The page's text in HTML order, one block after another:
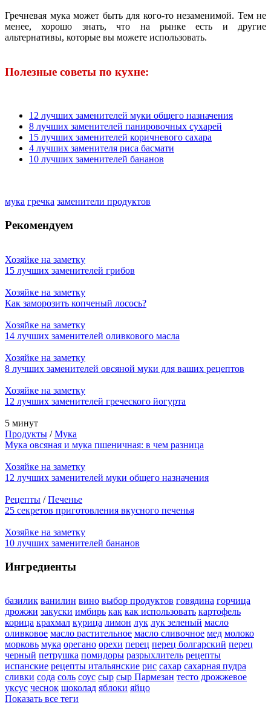
Гречневая мука может быть для кого-то незаменимой. Тем не
менее, хорошо знать, что на рынке есть и другие
альтернативы, которые вы можете использовать.
Полезные советы по кухне:
12 лучших заменителей муки общего назначения
8 лучших заменителей панировочных сухарей
15 лучших заменителей коричневого сахара
4 лучших заменителя риса басмати
10 лучших заменителей бананов
мука гречка заменители продуктов
Рекомендуем
Хозяйке на заметку
15 лучших заменителей грибов
Хозяйке на заметку
Как заморозить копченый лосось?
Хозяйке на заметку
14 лучших заменителей оливкового масла
Хозяйке на заметку
8 лучших заменителей овсяной муки для ваших рецептов
Хозяйке на заметку
12 лучших заменителей греческого йогурта
5 минут
Продукты /Мука
Мука овсяная и мука пшеничная: в чем разница
Хозяйке на заметку
12 лучших заменителей муки общего назначения
Рецепты /Печенье
25 секретов приготовления вкусного печенья
Хозяйке на заметку
10 лучших заменителей бананов
Ингредиенты
базилик ванилин вино выбор продуктов говядина горчица
дрожжи закуски имбирь как как использовать картофель
корица крахмал курица лимон лук лук зеленый масло
оливковое масло растительное масло сливочное мед молоко
морковь мука орегано орехи перец перец болгарский перец
черный петрушка помидоры разрыхлитель рецепты
испанские рецепты итальянские рис сахар сахарная пудра
сливки сода соль соус сыр сыр Пармезан тесто дрожжевое
уксус чеснок шоколад яблоки яйцо
Показать все теги